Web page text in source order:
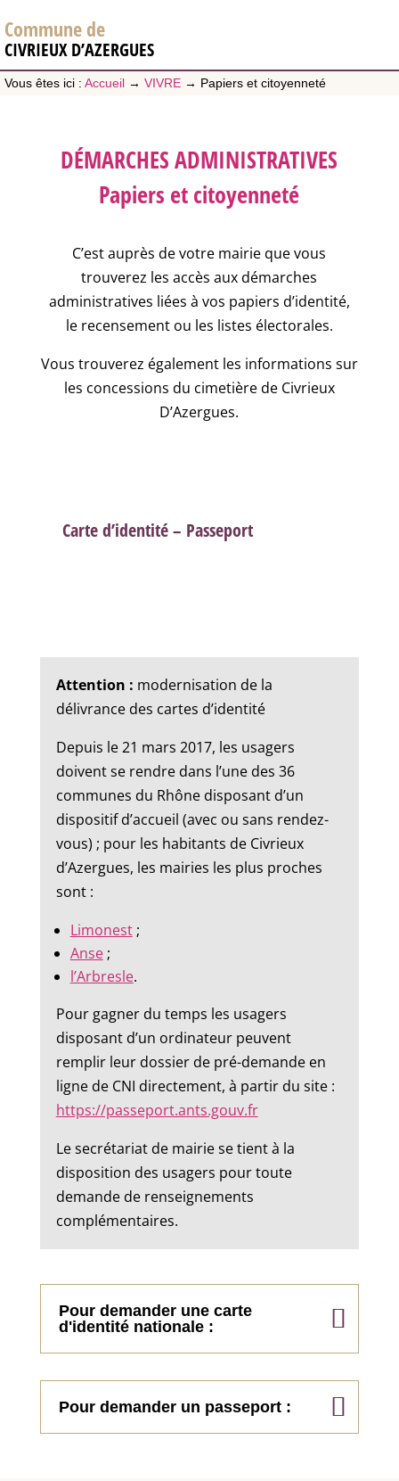
Commune de
CIVRIEUX D’AZERGUES
Vous êtes ici : Accueil → VIVRE → Papiers et citoyenneté
DÉMARCHES ADMINISTRATIVES
Papiers et citoyenneté
C’est auprès de votre mairie que vous
trouverez les accès aux démarches
administratives liées à vos papiers d’identité,
le recensement ou les listes électorales.
Vous trouverez également les informations sur
les concessions du cimetière de Civrieux
D’Azergues.
Carte d’identité – Passeport
Attention : modernisation de la
délivrance des cartes d’identité
Depuis le 21 mars 2017, les usagers
doivent se rendre dans l’une des 36
communes du Rhône disposant d’un
dispositif d’accueil (avec ou sans rendez-
vous) ; pour les habitants de Civrieux
d’Azergues, les mairies les plus proches
sont :
Limonest;
Anse;
l’Arbresle.
Pour gagner du temps les usagers
disposant d’un ordinateur peuvent
remplir leur dossier de pré-demande en
ligne de CNI directement, à partir du site :
https://passeport.ants.gouv.fr
Le secrétariat de mairie se tient à la
disposition des usagers pour toute
demande de renseignements
complémentaires.
Pour demander une carte
d'identité nationale :
Pour demander un passeport :